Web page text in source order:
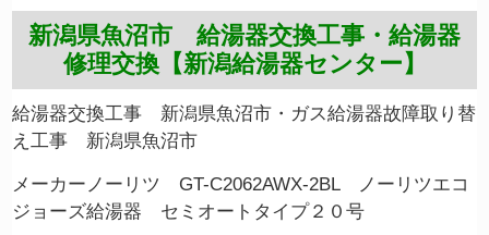
新潟県魚沼市 給湯器交換工事・給湯器
修理交換【新潟給湯器センター】
給湯器交換工事 新潟県魚沼市・ガス給湯器故障取り替
え工事 新潟県魚沼市
メーカーノーリツ GT-C2062AWX-2BL ノーリツエコ
ジョーズ給湯器 セミオートタイプ２０号